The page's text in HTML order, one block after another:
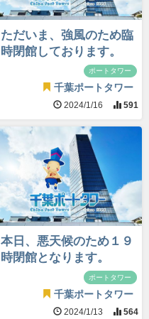
ただいま、強風のため臨
時閉館しております。
ポートタワー
千葉ポートタワー
2024/1/16 591
本日、悪天候のため１９
時閉館となります。
ポートタワー
千葉ポートタワー
2024/1/13 564